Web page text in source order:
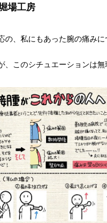
場工房
の、私にもあった腕の痛みに
、このシチュエーションは無